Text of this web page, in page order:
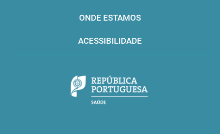
ONDE ESTAMOS
ACESSIBILIDADE